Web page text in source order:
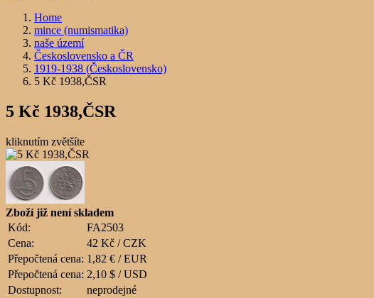
Home
mince (numismatika)
naše území
Československo a ČR
1919-1938 (Československo)
5 Kč 1938,ČSR
5 Kč 1938,ČSR
kliknutím zvětšíte
Zboží již není skladem
Kód:
FA2503
Cena:
42 Kč / CZK
Přepočtená cena: 1,82 € / EUR
Přepočtená cena: 2,10 $ / USD
Dostupnost:
neprodejné